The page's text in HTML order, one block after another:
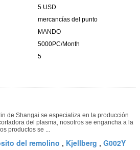
5 USD
mercancías del punto
MANDO
5000PC/Month
5
de Shangai se especializa en la producción
del plasma, nosotros se engancha a la
productos se ...
del remolino , Kjellberg , G002Y